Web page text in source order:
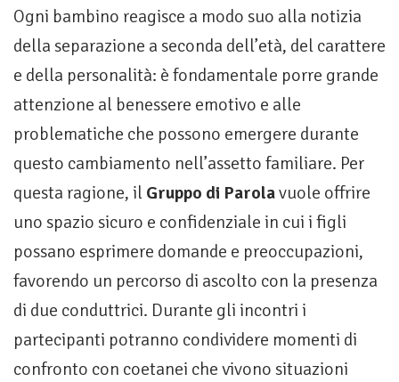
Ogni bambino reagisce a modo suo alla notizia
della separazione a seconda dell’età, del carattere
e della personalità: è fondamentale porre grande
attenzione al benessere emotivo e alle
problematiche che possono emergere durante
questo cambiamento nell’assetto familiare. Per
questa ragione, il Gruppo di Parolavuole offrire
uno spazio sicuro e confidenziale in cui i figli
possano esprimere domande e preoccupazioni,
favorendo un percorso di ascolto con la presenza
di due conduttrici. Durante gli incontri i
partecipanti potranno condividere momenti di
confronto con coetanei che vivono situazioni